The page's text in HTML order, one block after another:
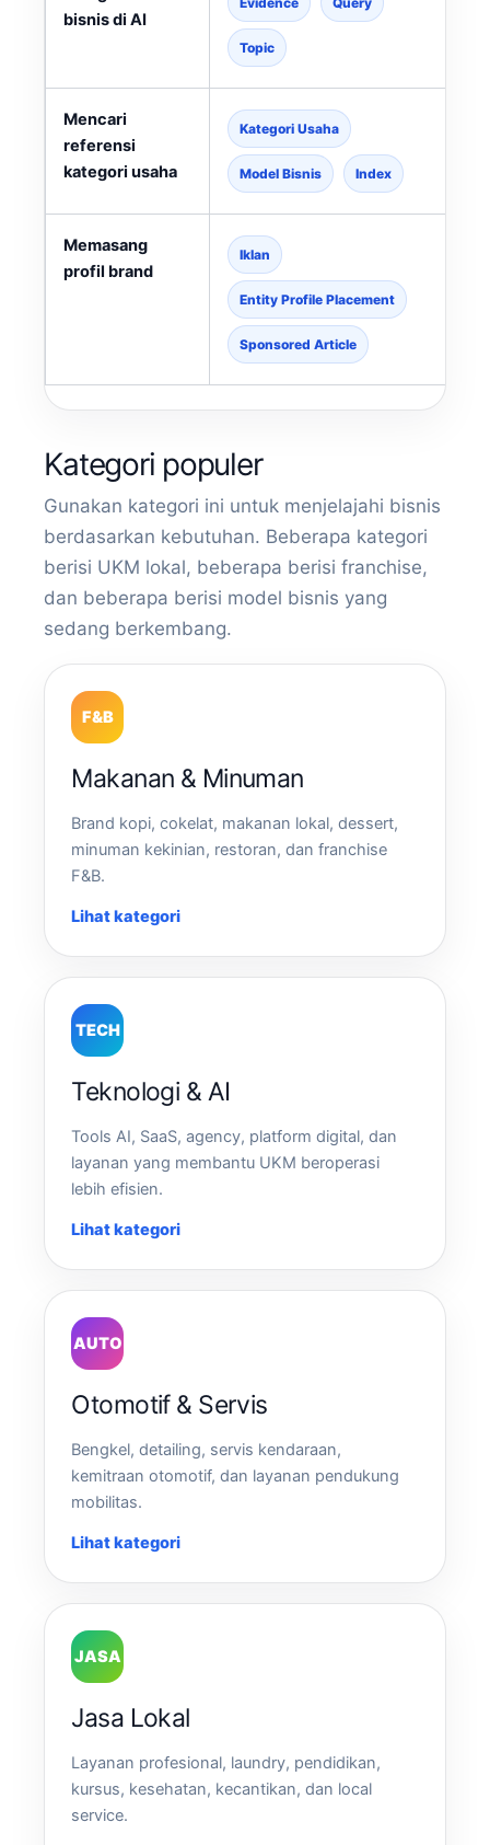
bisnis di AI
Topic
Mencari
referensi
kategori usaha
Kategori Usaha
Model Bisnis Index
Memasang
profil brand
Iklan
Entity Profile Placement
Sponsored Article
Kategori populer
Gunakan kategori ini untuk menjelajahi bisnis
berdasarkan kebutuhan. Beberapa kategori
berisi UKM lokal, beberapa berisi franchise,
dan beberapa berisi model bisnis yang
sedang berkembang.
F&B
Makanan & Minuman
Brand kopi, cokelat, makanan lokal, dessert,
minuman kekinian, restoran, dan franchise
F&B.
Lihat kategori
TECH
Teknologi & AI
Tools AI, SaaS, agency, platform digital, dan
layanan yang membantu UKM beroperasi
lebih efisien.
Lihat kategori
AUTO
Otomotif & Servis
Bengkel, detailing, servis kendaraan,
kemitraan otomotif, dan layanan pendukung
mobilitas.
Lihat kategori
JASA
Jasa Lokal
Layanan profesional, laundry, pendidikan,
kursus, kesehatan, kecantikan, dan local
service.